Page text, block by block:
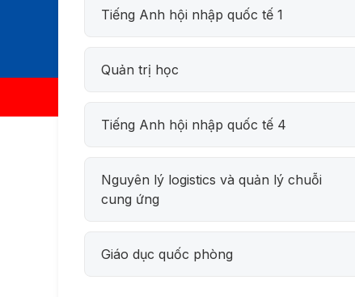
Tiếng Anh hội nhập quốc tế 1
Quản trị học
Tiếng Anh hội nhập quốc tế 4
Nguyên lý logistics và quản lý chuỗi
cung ứng
Giáo dục quốc phòng